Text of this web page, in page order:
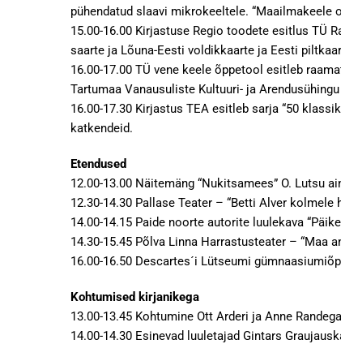
pühendatud slaavi mikrokeeltele.
15.00-16.00 Kirjastuse Regio toodete esitlus TÜ
saarte ja Lõuna-Eesti voldikkaarte ja Eesti
16.00-17.00 TÜ vene keele õppetool esitleb
Tartumaa Vanausuliste Kultuuri- ja
16.00-17.30 Kirjastus TEA esitleb sarja “50
katkendeid.
Etendused
12.00-13.00 Näitemäng “Nukitsamees” O. Lutsu
12.30-14.30 Pallase Teater – “Betti Alver kolmele
14.00-14.15 Paide noorte autorite luulekava
14.30-15.45 Põlva Linna Harrastusteater – “Maa
16.00-16.50 Descartes´i Lütseumi
Kohtumised kirjanikega
13.00-13.45 Kohtumine Ott Arderi ja Anne
14.00-14.30 Esinevad luuletajad Gintars